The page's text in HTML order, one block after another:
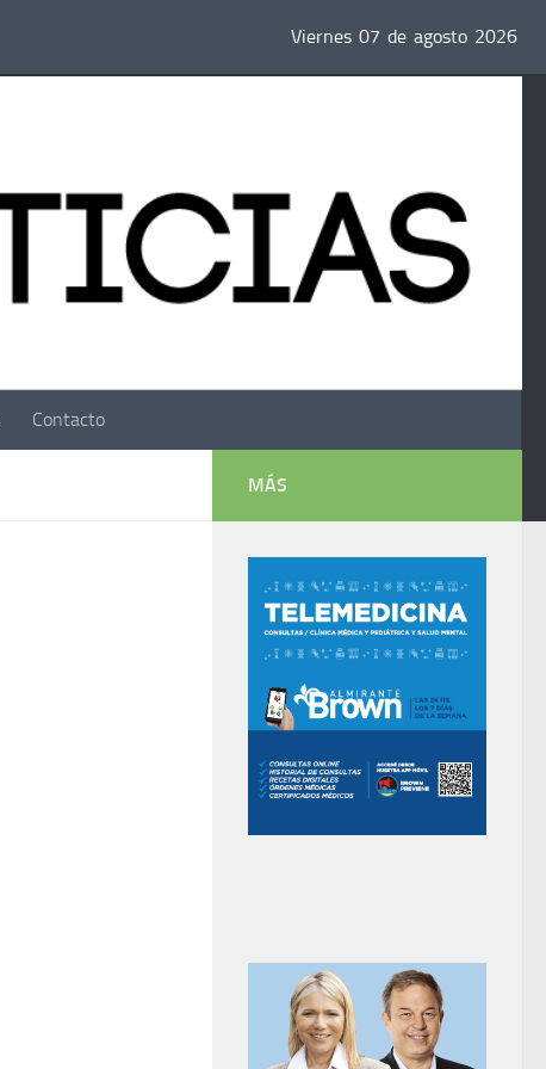
Viernes 07 de agosto 2026
Contacto
MÁS